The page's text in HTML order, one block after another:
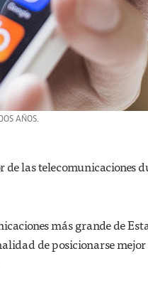
AÑOS.
de las telecomunicaciones
más grande de
de posicionarse mejor